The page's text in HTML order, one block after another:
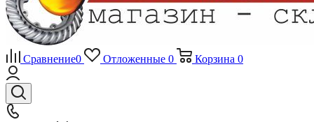
Сравнение0 Отложенные 0 Корзина 0